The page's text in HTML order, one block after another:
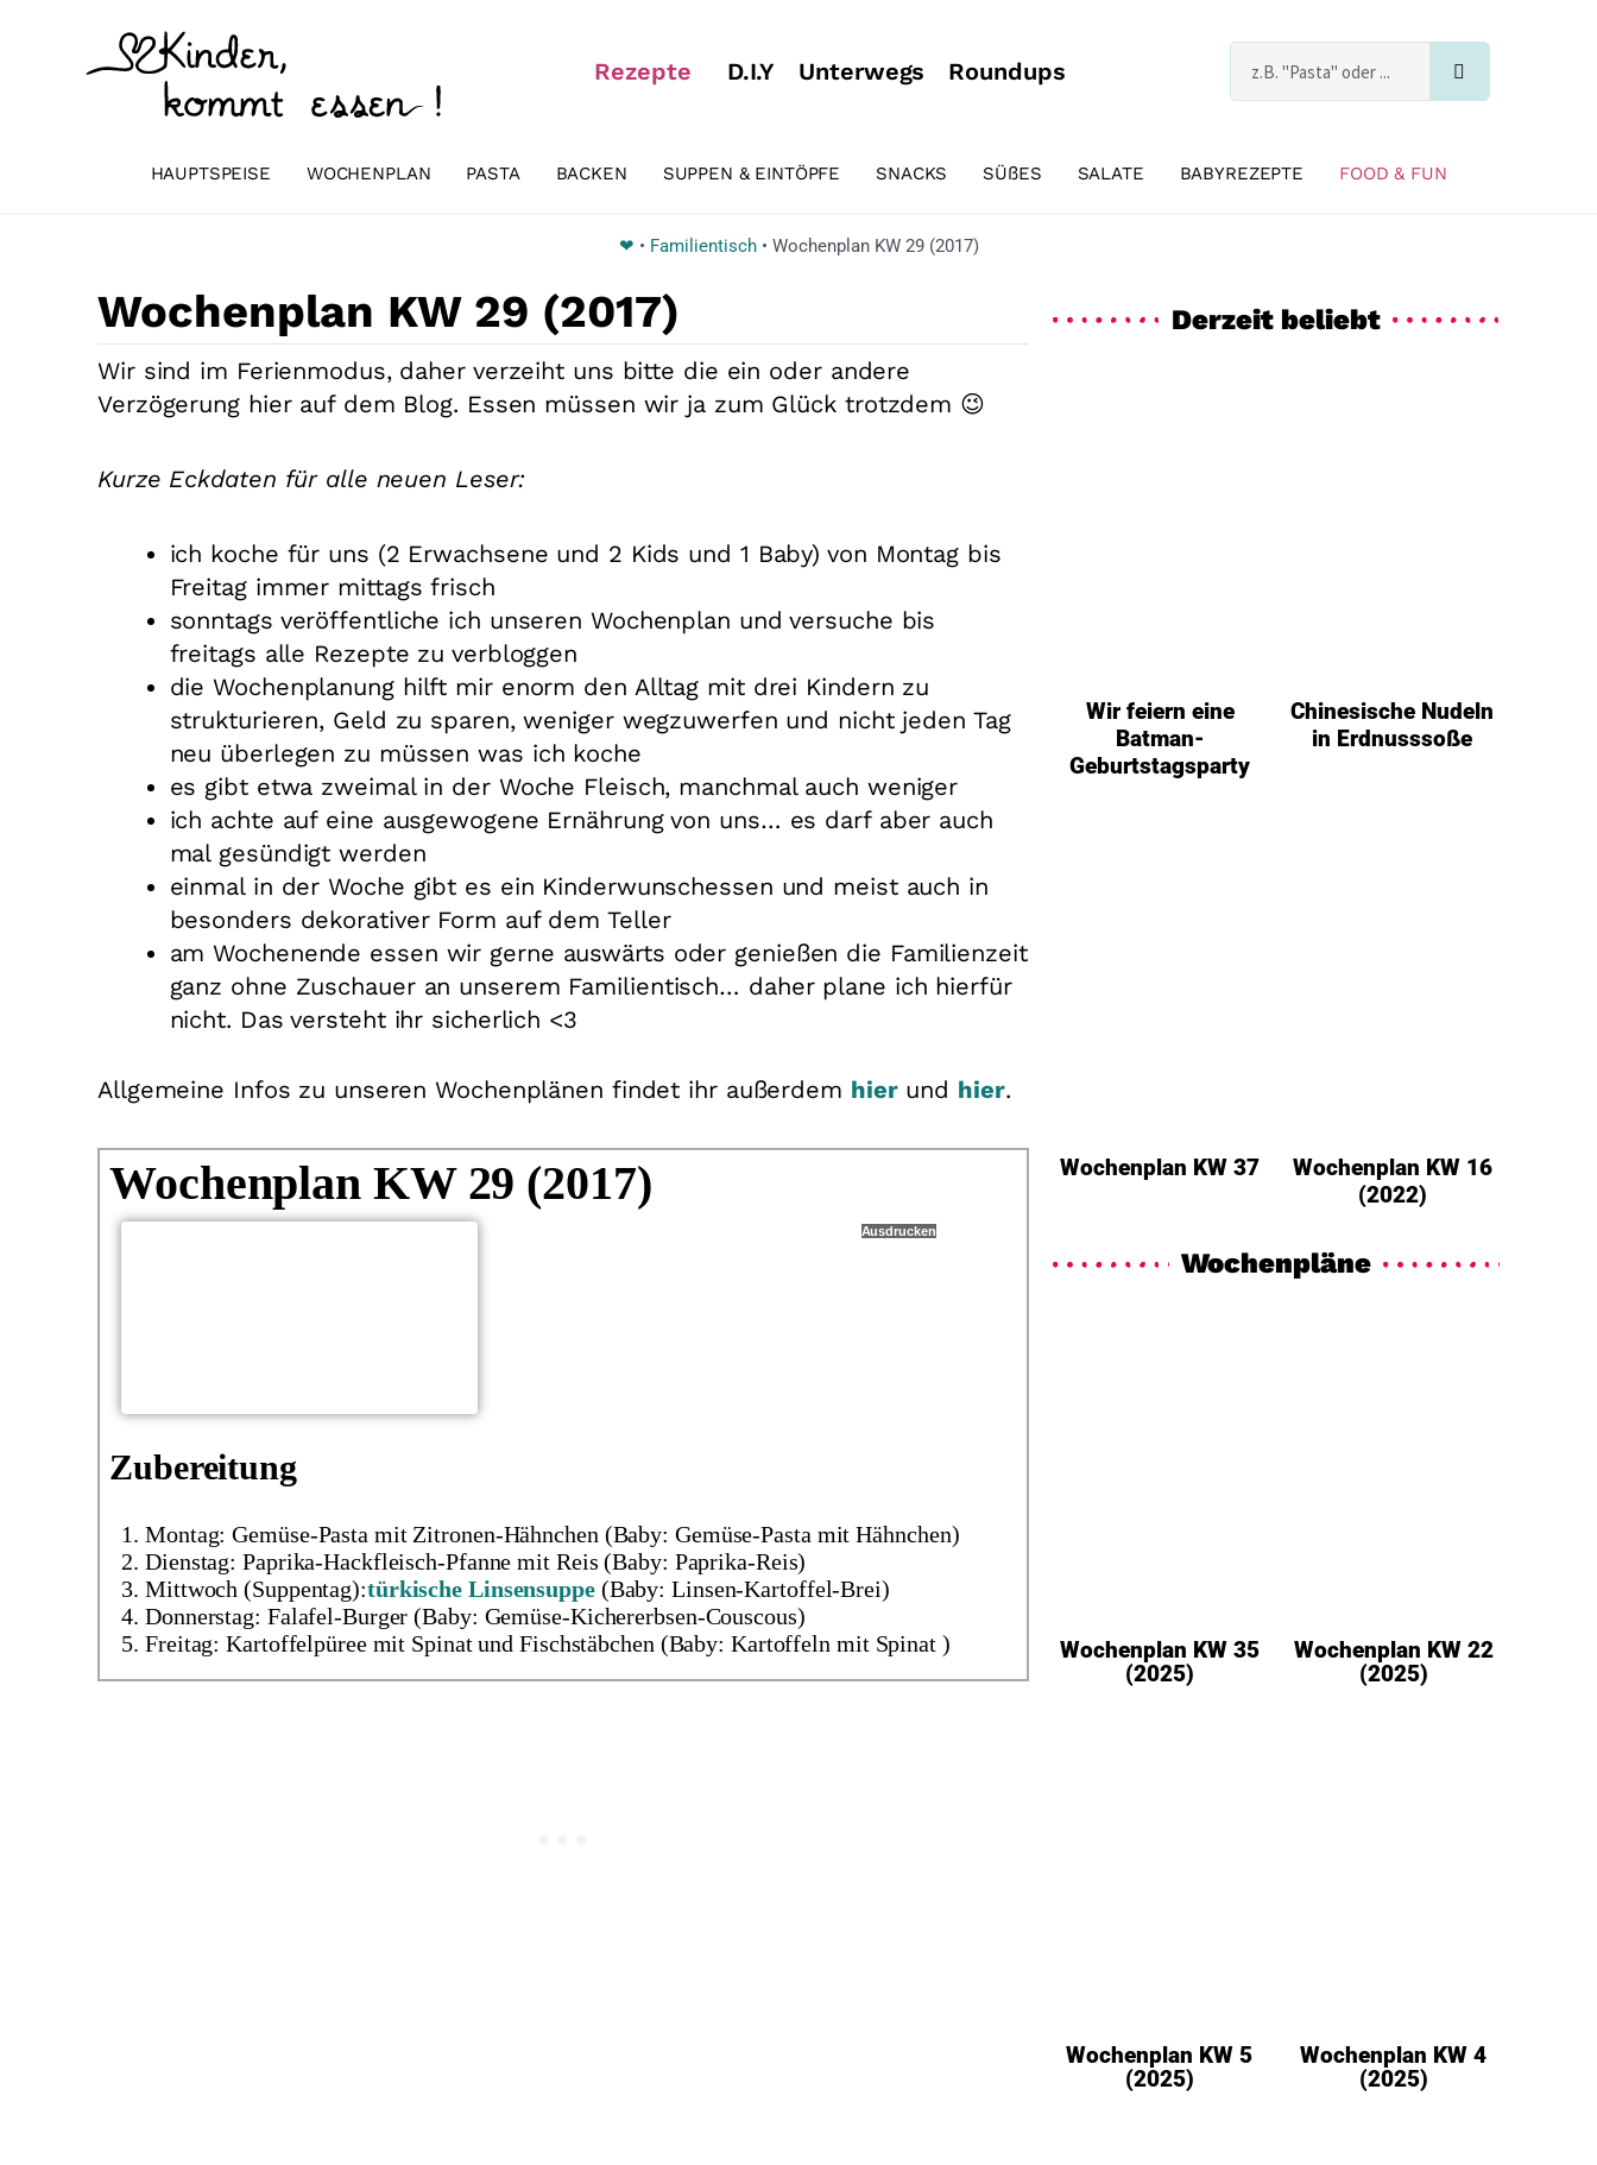
Rezepte D.I.Y Unterwegs Roundups Suche
HAUPTSPEISE WOCHENPLAN PASTA BACKEN SUPPEN & EINTÖPFE SNACKS SÜßES SALATE BABYREZEPTE FOOD & FUN
❤ • Familientisch• Wochenplan KW 29 (2017)
Wochenplan KW 29 (2017)
Wir sind im Ferienmodus, daher verzeiht uns bitte die ein oder andere
Verzögerung hier auf dem Blog. Essen müssen wir ja zum Glück trotzdem 😉
Kurze Eckdaten für alle neuen Leser:
ich koche für uns (2 Erwachsene und 2 Kids und 1 Baby) von Montag bis
Freitag immer mittags frisch
sonntags veröffentliche ich unseren Wochenplan und versuche bis
freitags alle Rezepte zu verbloggen
die Wochenplanung hilft mir enorm den Alltag mit drei Kindern zu
strukturieren, Geld zu sparen, weniger wegzuwerfen und nicht jeden Tag
neu überlegen zu müssen was ich koche
es gibt etwa zweimal in der Woche Fleisch, manchmal auch weniger
ich achte auf eine ausgewogene Ernährung von uns… es darf aber auch
mal gesündigt werden
einmal in der Woche gibt es ein Kinderwunschessen und meist auch in
besonders dekorativer Form auf dem Teller
am Wochenende essen wir gerne auswärts oder genießen die Familienzeit
ganz ohne Zuschauer an unserem Familientisch… daher plane ich hierfür
nicht. Das versteht ihr sicherlich <3
Allgemeine Infos zu unseren Wochenplänen findet ihr außerdem hierund hier.
Wochenplan KW 29 (2017)
Ausdrucken
Zubereitung
Montag: Gemüse-Pasta mit Zitronen-Hähnchen (Baby: Gemüse-Pasta mit Hähnchen)
Dienstag: Paprika-Hackfleisch-Pfanne mit Reis (Baby: Paprika-Reis)
Mittwoch (Suppentag):türkische Linsensuppe(Baby: Linsen-Kartoffel-Brei)
Donnerstag: Falafel-Burger (Baby: Gemüse-Kichererbsen-Couscous)
Freitag: Kartoffelpüree mit Spinat und Fischstäbchen (Baby: Kartoffeln mit Spinat )
Derzeit beliebt
Wir feiern eine
Batman-
Geburtstagsparty
Chinesische Nudeln
in Erdnusssoße
Wochenplan KW 37
Wochenplan KW 16
(2022)
Wochenpläne
Wochenplan KW 35
(2025)
Wochenplan KW 22
(2025)
Wochenplan KW 5
(2025)
Wochenplan KW 4
(2025)